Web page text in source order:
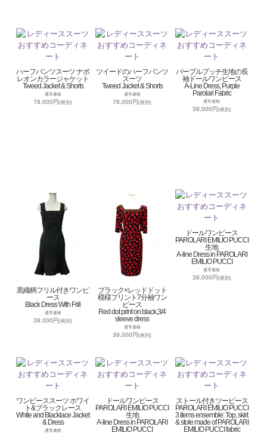
ハーフパンツスーツ ナポ
レオンカラージャケット
Tweed Jacket & Shorts
通常価格
78,000円(税別)
ツイードのハーフパンツ
スーツ
Tweed Jacket & Shorts
通常価格
78,000円(税別)
パープルプッチ生地の長
袖ドールワンピース
A-Line Dress, Purple
Parolari Fabric
通常価格
39,000円(税別)
黒織柄フリル付きワンピ
ース
Black Dress With Frill
通常価格
39,000円(税別)
ブラック×レッドドット
模様プリント7分袖ワン
ピース
Red dot print on black,3/4
sleeve dress
通常価格
39,000円(税別)
ドールワンピース
PAROLARI EMILIO PUCCI
生地
A-line Dress in PAROLARI
EMILIO PUCCI
通常価格
39,000円(税別)
ワンピーススーツ ホワイ
ト&ブラックレース
White and Blacklace Jacket
& Dress
通常価格
ドールワンピース
PAROLARI EMILIO PUCCI
生地
A-line Dress in PAROLARI
EMILIO PUCCI
ストール付きツーピース
PAROLARI EMILIO PUCCI
3 items ensemble: Top, skirt
& stole made of PAROLARI
EMILIO PUCCI fabric